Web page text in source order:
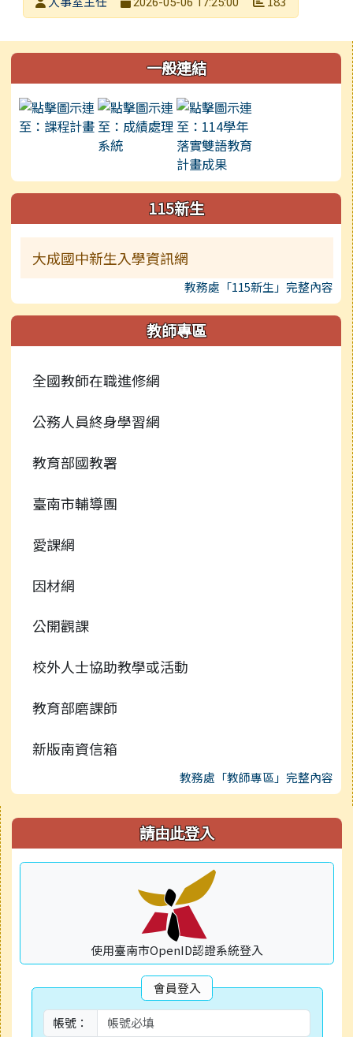
左邊區域內容 一般連結
115新生
大成國中新生入學資訊網
教務處「115新生」完整內容
教師專區
全國教師在職進修網
公務人員終身學習網
教育部國教署
臺南市輔導團
愛課網
因材網
公開觀課
校外人士協助教學或活動
教育部磨課師
新版南資信箱
教務處「教師專區」完整內容
右邊區域內容 請由此登入
使用臺南市OpenID認證系統登入
會員登入
帳號：